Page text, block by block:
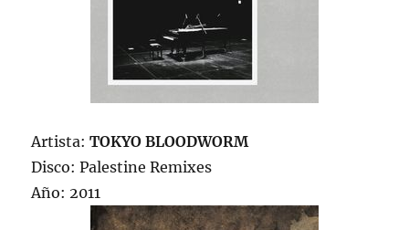
Artista:TOKYO BLOODWORM
Disco: Palestine Remixes
Año: 2011